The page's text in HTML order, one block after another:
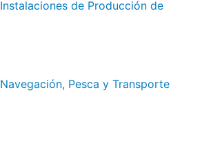
Instalaciones de Producción de
Navegación, Pesca y Transporte